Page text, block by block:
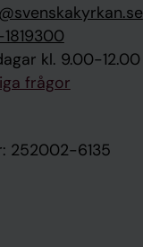
kl. 9.00-12.00
frågor
252002-6135